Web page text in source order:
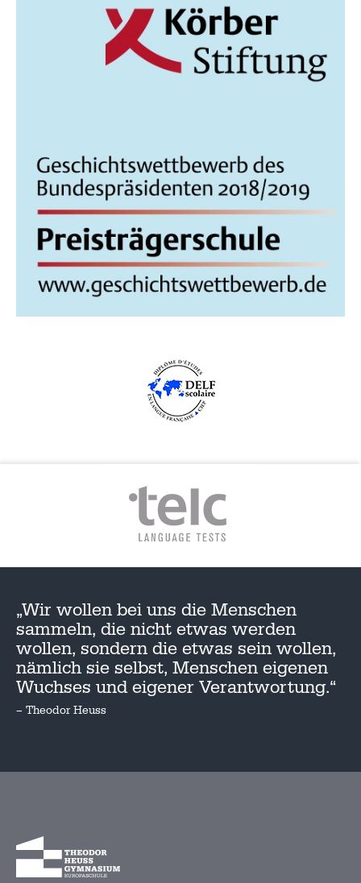
„Wir wollen bei uns die Menschen
sammeln, die nicht etwas werden
wollen, sondern die etwas sein wollen,
nämlich sie selbst, Menschen eigenen
Wuchses und eigener Verantwortung.“
– Theodor Heuss